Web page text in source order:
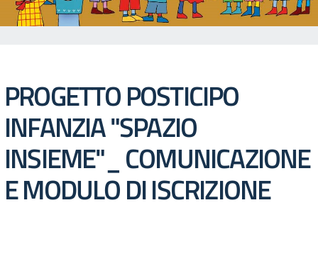
PROGETTO POSTICIPO
INFANZIA "SPAZIO
INSIEME"_ COMUNICAZIONE
E MODULO DI ISCRIZIONE